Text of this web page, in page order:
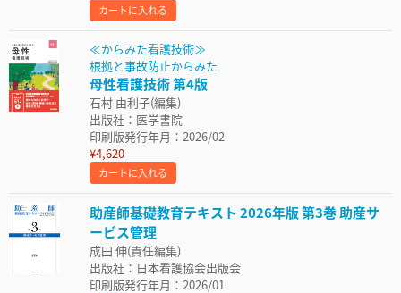
カートに入れる
≪からみた看護技術≫
根拠と事故防止からみた
母性看護技術 第4版
石村 由利子(編集)
出版社：医学書院
印刷版発行年月：2026/02
¥4,620
カートに入れる
助産師基礎教育テキスト 2026年版 第3巻 助産サ
ービス管理
成田 伸(責任編集)
出版社：日本看護協会出版会
印刷版発行年月：2026/01